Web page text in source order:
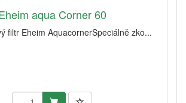
aqua Corner 60
filtr Eheim AquacornerSpeciálně zko...